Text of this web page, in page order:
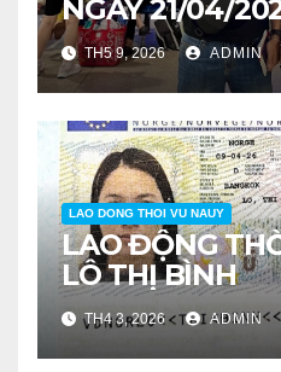
NGÀY 21/04/
TH5 9, 2026 ADMIN
LAO DONG THOI VU NAUY
LAO ĐỘNG
LÔ THỊ BÌNH
TH4 3, 2026 ADMIN